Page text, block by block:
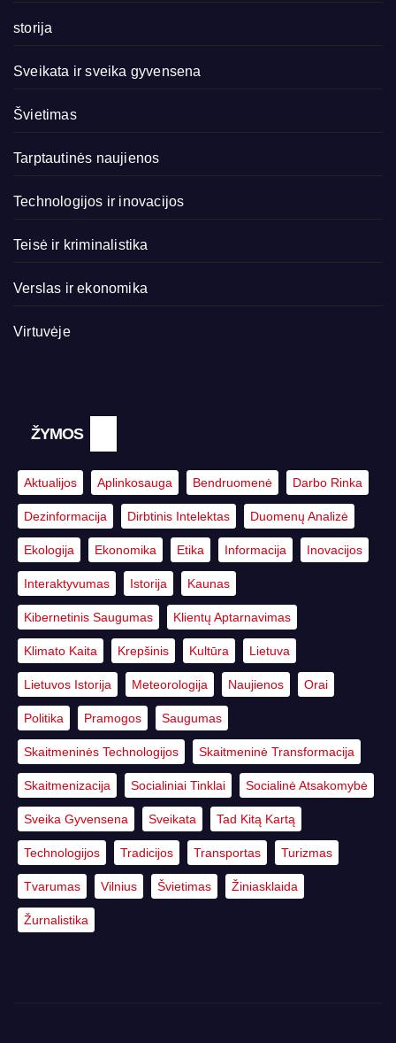
storija
Sveikata ir sveika gyvensena
Švietimas
Tarptautinės naujienos
Technologijos ir inovacijos
Teisė ir kriminalistika
Verslas ir ekonomika
Virtuvėje
ŽYMOS
Aktualijos Aplinkosauga Bendruomenė Darbo Rinka
Dezinformacija Dirbtinis Intelektas Duomenų Analizė
Ekologija Ekonomika Etika Informacija Inovacijos
Interaktyvumas Istorija Kaunas
Kibernetinis Saugumas Klientų Aptarnavimas
Klimato Kaita Krepšinis Kultūra Lietuva
Lietuvos Istorija Meteorologija Naujienos Orai
Politika Pramogos Saugumas
Skaitmeninės Technologijos Skaitmeninė Transformacija
Skaitmenizacija Socialiniai Tinklai Socialinė Atsakomybė
Sveika Gyvensena Sveikata Tad Kitą Kartą
Technologijos Tradicijos Transportas Turizmas
Tvarumas Vilnius Švietimas Žiniasklaida
Žurnalistika